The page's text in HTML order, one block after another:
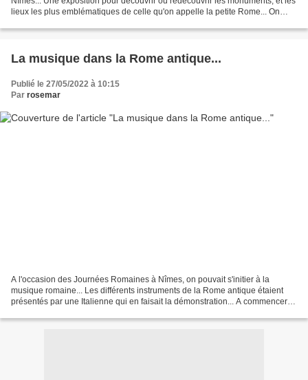
lieux les plus emblématiques de celle qu'on appelle la petite Rome... On
La musique dans la Rome antique...
Publié le 27/05/2022 à 10:15
Par rosemar
A l'occasion des Journées Romaines à Nîmes, on pouvait s'initier à la
musique romaine... Les différents instruments de la Rome antique étaient
présentés par une Italienne qui en faisait la démonstration... A commencer